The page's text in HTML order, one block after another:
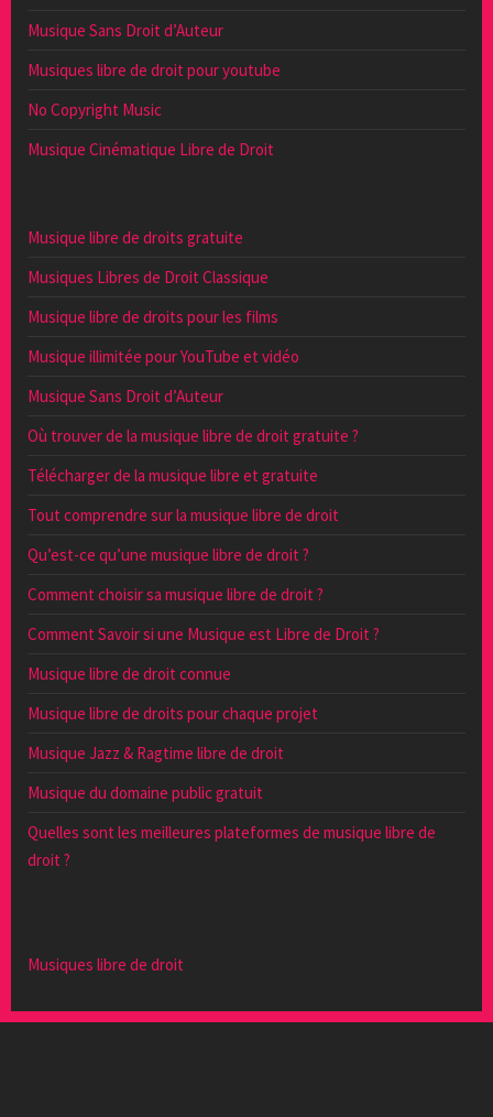
Musique Sans Droit d’Auteur
Musiques libre de droit pour youtube
No Copyright Music
Musique Cinématique Libre de Droit
Musique libre de droits gratuite
Musiques Libres de Droit Classique
Musique libre de droits pour les films
Musique illimitée pour YouTube et vidéo
Musique Sans Droit d’Auteur
Où trouver de la musique libre de droit gratuite ?
Télécharger de la musique libre et gratuite
Tout comprendre sur la musique libre de droit
Qu’est-ce qu’une musique libre de droit ?
Comment choisir sa musique libre de droit ?
Comment Savoir si une Musique est Libre de Droit ?
Musique libre de droit connue
Musique libre de droits pour chaque projet
Musique Jazz & Ragtime libre de droit
Musique du domaine public gratuit
Quelles sont les meilleures plateformes de musique libre de
droit ?
Musiques libre de droit